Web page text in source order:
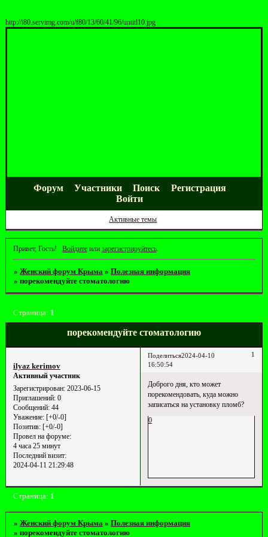
http://i80.servimg.com/u/f80/13/60/41/96/untitl10.jpg
Форум Участники Поиск
Регистрация
Войти
Активные темы
Привет, Гость! Войдитеили зарегистрируйтесь.
» Женский форум Крыма » Полезная информация
» порекомендуйте стоматологию
порекомендуйте стоматологию
Страница: 1
Поделиться 1
2024-04-10
16:50:54
ilyaz kerimov
Активный участник
Зарегистрирован: 2023-06-15
Приглашений:0
Сообщений:44
Уважение: [+0/-0]
Позитив: [+0/-0]
Провел на форуме:
4 часа 25 минут
Последний визит:
2024-04-11 21:29:48
Доброго дня, кто может
порекомендовать, куда можно
записаться на установку пломб?
0
Страница: 1
» Женский форум Крыма » Полезная информация
» порекомендуйте стоматологию